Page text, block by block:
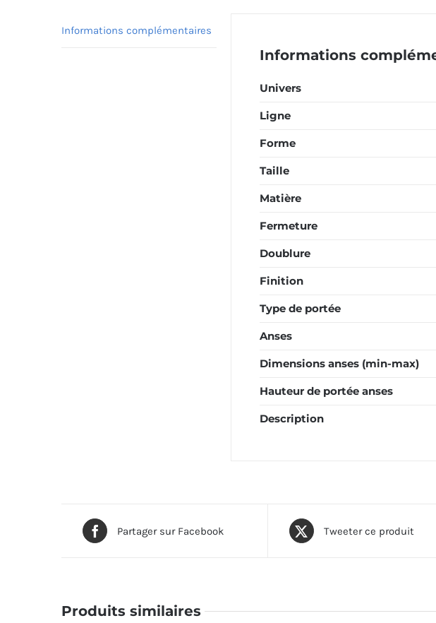
Informations complémentaires
Informations
Univers
Ligne
Forme
Taille
Matière
Fermeture
Doublure
Finition
Type de portée
Anses
Dimensions anses (min-max)
Hauteur de portée anses
Description
Partager sur Facebook Tweeter ce produit
Produits similaires